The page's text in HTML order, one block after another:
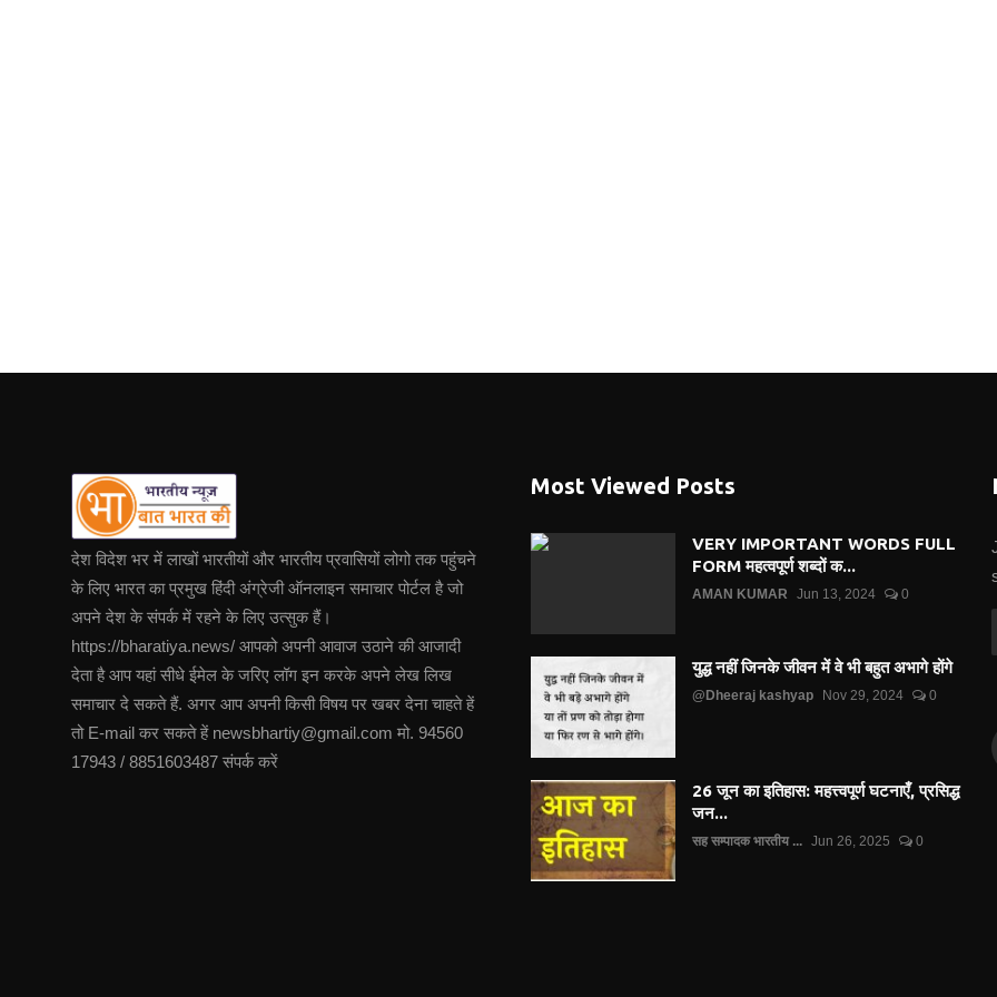
देश विदेश भर में लाखों भारतीयों और भारतीय प्रवासियों लोगो तक पहुंचने
के लिए भारत का प्रमुख हिंदी अंग्रेजी ऑनलाइन समाचार पोर्टल है जो
अपने देश के संपर्क में रहने के लिए उत्सुक हैं।
https://bharatiya.news/ आपको अपनी आवाज उठाने की आजादी
देता है आप यहां सीधे ईमेल के जरिए लॉग इन करके अपने लेख लिख
समाचार दे सकते हैं. अगर आप अपनी किसी विषय पर खबर देना चाहते हें
तो E-mail कर सकते हें newsbhartiy@gmail.com मो. 94560
17943 / 8851603487 संपर्क करें
Most Viewed Posts
VERY IMPORTANT WORDS FULL
FORM महत्वपूर्ण शब्दों क...
AMAN KUMAR Jun 13, 2024 0
युद्ध नहीं जिनके जीवन में वे भी बहुत अभागे होंगे
@Dheeraj kashyap Nov 29, 2024 0
26 जून का इतिहास: महत्त्वपूर्ण घटनाएँ, प्रसिद्ध
जन...
सह सम्पादक भारतीय ... Jun 26, 2025 0